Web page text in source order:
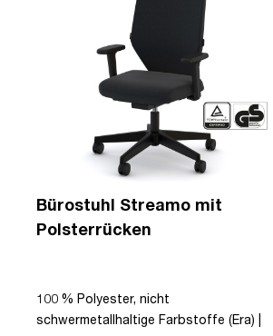
Bürostuhl Streamo mit
Polsterrücken
100 % Polyester, nicht
schwermetallhaltige Farbstoffe (Era) |